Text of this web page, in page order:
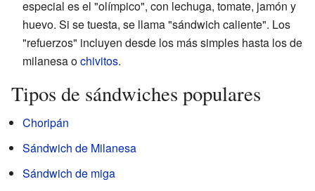
especial es el "olímpico", con lechuga, tomate, jamón y
huevo. Si se tuesta, se llama "sándwich caliente". Los
"refuerzos" incluyen desde los más simples hasta los de
milanesa ochivitos.
Tipos de sándwiches populares
Choripán
Sándwich de Milanesa
Sándwich de miga